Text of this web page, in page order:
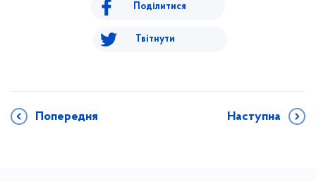
Поділитися
Твітнути
Попередня Наступна